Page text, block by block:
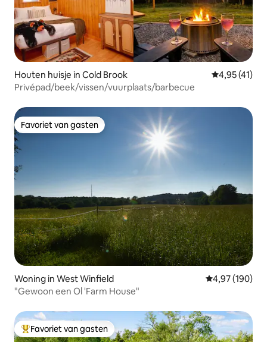
Houten huisje in Cold Brook Gemiddelde
4,95 (41)
Privépad/beek/vissen/vuurplaats/barbecue
Favoriet van gasten
Favoriet van gasten
Woning in West Winfield Gemiddelde
4,97 (190)
"Gewoon een Ol 'Farm House"
Topfavoriet van gasten
Favoriet van gasten